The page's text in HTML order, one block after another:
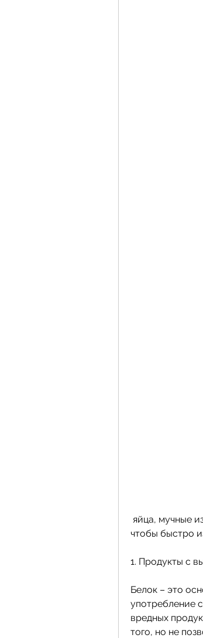
чтобы быстро
1. Продукты с
Белок – это
употребление
вредных
того, но не